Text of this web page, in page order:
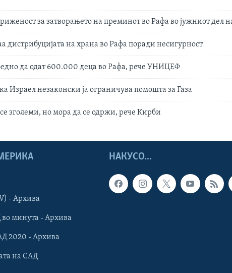
за затворањето на преминот во Рафа во јужниот дел
дистрибуцијата на храна во Рафа поради несигурност
да одат 600.000 деца во Рафа, рече УНИЦЕФ
Израел незаконски ја ограничува помошта за Газа
зголеми, но мора да се одржи, рече Кирби
НАКУСО...
- Архива
во минута - Архива
2020 - Архива
на САД